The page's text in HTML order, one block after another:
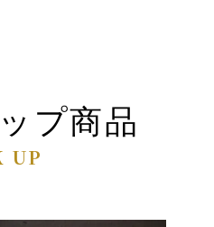
プ商品
UP